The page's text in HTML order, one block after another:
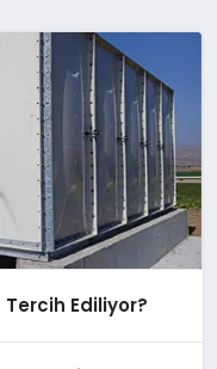
Ediliyor?